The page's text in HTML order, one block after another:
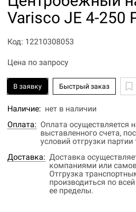
Varisco JE 4-250
Код: 12210308053
Цена по запросу
В заявку Быстрый заказ
Наличие: нет в наличии
Оплата: Оплата осуществляется
выставленного счета,
условий отгрузки партии
Доставка: Доставка
компаниями или
Отгрузка
производиться по
ее пределы.